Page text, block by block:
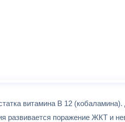
витамина B 12
развивается поражение ЖКТ и